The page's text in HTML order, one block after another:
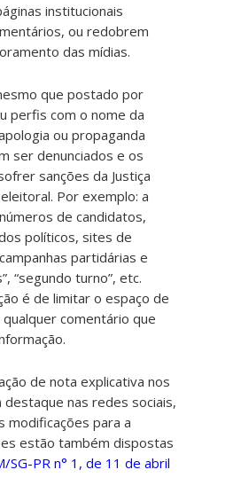
institucionais
ou redobrem
das mídias.
que postado por
perfis com o nome da
ou propaganda
ser denunciados e os
sanções da Justiça
Por exemplo: a
de candidatos,
políticos, sites de
partidárias e
“segundo turno”, etc.
é de limitar o espaço de
comentário que
de nota explicativa nos
nas redes sociais,
modificações para a
estão também dispostas
SG-PR n° 1, de 11 de abril